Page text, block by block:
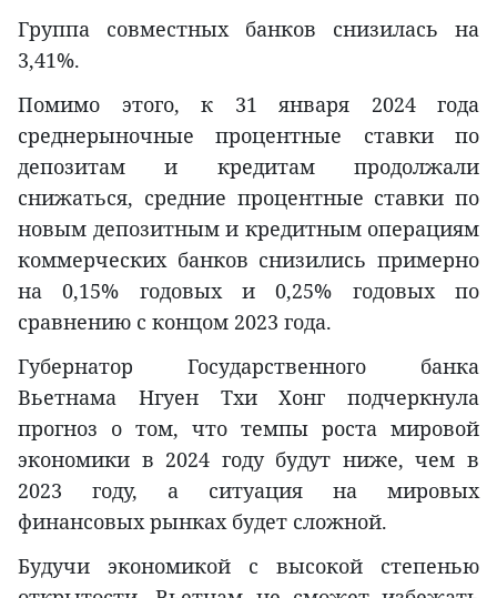
Группа совместных банков снизилась на
3,41%.
Помимо этого, к 31 января 2024 года
среднерыночные процентные ставки по
депозитам и кредитам продолжали
снижаться, средние процентные ставки по
новым депозитным и кредитным операциям
коммерческих банков снизились примерно
на 0,15% годовых и 0,25% годовых по
сравнению с концом 2023 года.
Губернатор Государственного банка
Вьетнама Нгуен Тхи Хонг подчеркнула
прогноз о том, что темпы роста мировой
экономики в 2024 году будут ниже, чем в
2023 году, а ситуация на мировых
финансовых рынках будет сложной.
Будучи экономикой с высокой степенью